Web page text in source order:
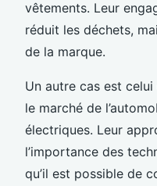
vêtements. Leur
réduit les déchets,
de la marque.
Un autre cas est
le marché de
électriques. Leur
l’importance des
qu’il est possible de